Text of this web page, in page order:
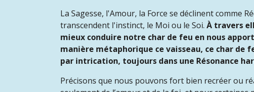
La Sagesse, l'Amour, la Force se déclinent comme
transcendent l'instinct, le Moi ou le Soi. À travers
mieux conduire notre char de feu en nous
manière métaphorique ce vaisseau, ce char de
par intrication, toujours dans une Résonance
Précisons que nous pouvons fort bien recréer ou